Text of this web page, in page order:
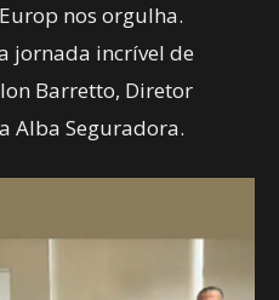
nos orgulha.
jornada incrível de
Barretto, Diretor
Alba Seguradora.